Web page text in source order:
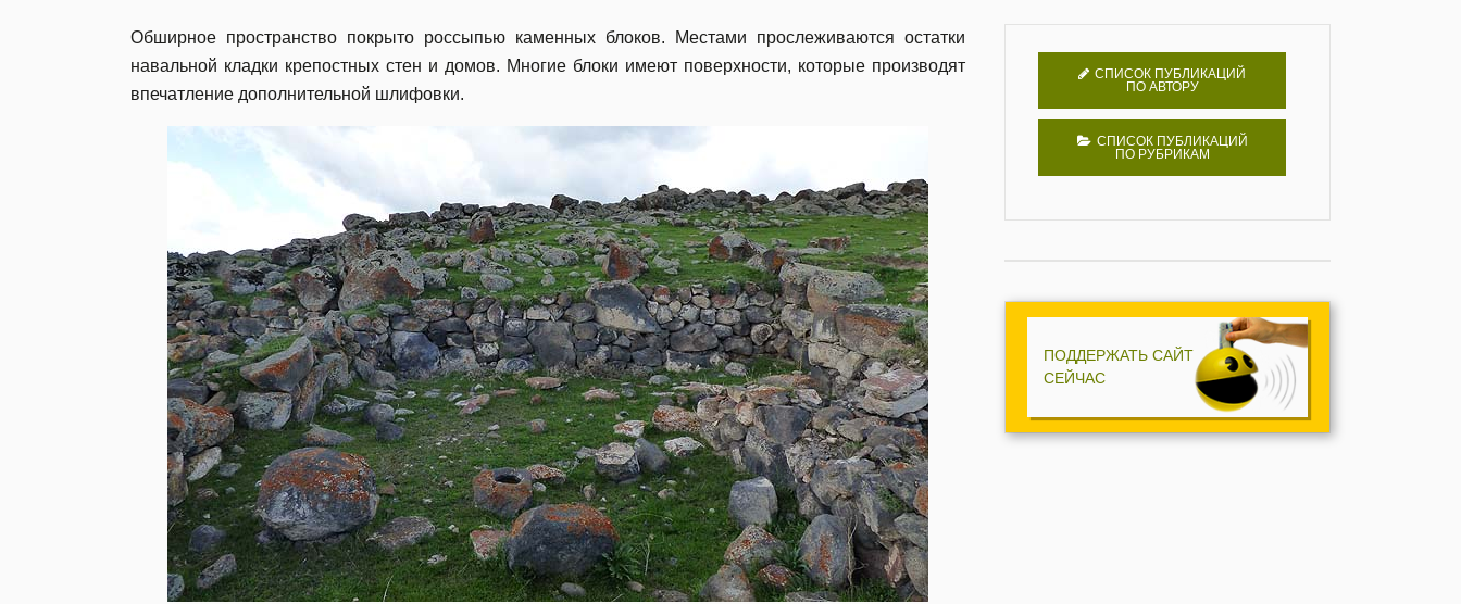
Обширное пространство покрыто россыпью каменных блоков. Местами прослеживаются остатки
навальной кладки крепостных стен и домов. Многие блоки имеют поверхности, которые производят
впечатление дополнительной шлифовки.
СПИСОК ПУБЛИКАЦИЙ
ПО АВТОРУ
СПИСОК ПУБЛИКАЦИЙ
ПО РУБРИКАМ
ПОДДЕРЖАТЬ САЙТ
СЕЙЧАС